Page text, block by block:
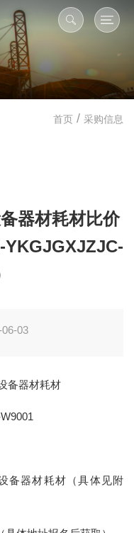
首页 / 采购信息
器材耗材比价
YKGJGXJZJC-
03
备器材耗材
备器材耗材（具体见附